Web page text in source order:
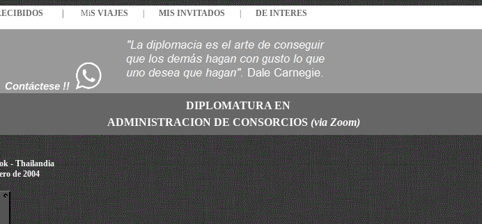
MiS VIAJES MIS INVITADOS DE INTERES
Contáctese !!
DIPLOMATURA EN
ADMINISTRACION DE CONSORCIOS (via Zoom)
- Thailandia
de 2004